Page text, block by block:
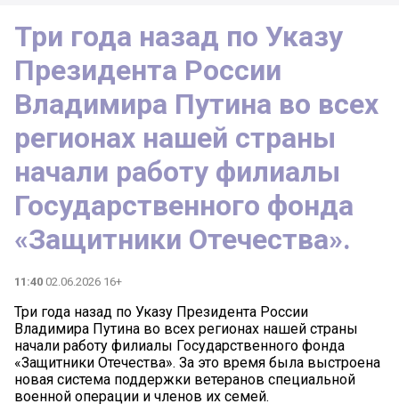
Три года назад по Указу
Президента России
Владимира Путина во всех
регионах нашей страны
начали работу филиалы
Государственного фонда
«Защитники Отечества».
11:40 02.06.2026 16+
Три года назад по Указу Президента России
Владимира Путина во всех регионах нашей страны
начали работу филиалы Государственного фонда
«Защитники Отечества». За это время была выстроена
новая система поддержки ветеранов специальной
военной операции и членов их семей.